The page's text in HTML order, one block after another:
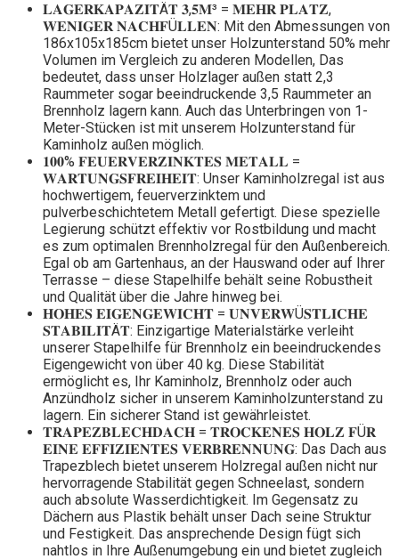
𝐋𝐀𝐆𝐄𝐑𝐊𝐀𝐏𝐀𝐙𝐈𝐓Ä𝐓 𝟑,𝟓𝐌³ = 𝐌𝐄𝐇𝐑 𝐏𝐋𝐀𝐓𝐙,
𝐖𝐄𝐍𝐈𝐆𝐄𝐑 𝐍𝐀𝐂𝐇𝐅Ü𝐋𝐋𝐄𝐍: Mit den Abmessungen von
186x105x185cm bietet unser Holzunterstand 50% mehr
Volumen im Vergleich zu anderen Modellen, Das
bedeutet, dass unser Holzlager außen statt 2,3
Raummeter sogar beeindruckende 3,5 Raummeter an
Brennholz lagern kann. Auch das Unterbringen von 1-
Meter-Stücken ist mit unserem Holzunterstand für
Kaminholz außen möglich.
𝟏𝟎𝟎% 𝐅𝐄𝐔𝐄𝐑𝐕𝐄𝐑𝐙𝐈𝐍𝐊𝐓𝐄𝐒 𝐌𝐄𝐓𝐀𝐋𝐋 =
𝐖𝐀𝐑𝐓𝐔𝐍𝐆𝐒𝐅𝐑𝐄𝐈𝐇𝐄𝐈𝐓: Unser Kaminholzregal ist aus
hochwertigem, feuerverzinktem und
pulverbeschichtetem Metall gefertigt. Diese spezielle
Legierung schützt effektiv vor Rostbildung und macht
es zum optimalen Brennholzregal für den Außenbereich.
Egal ob am Gartenhaus, an der Hauswand oder auf Ihrer
Terrasse – diese Stapelhilfe behält seine Robustheit
und Qualität über die Jahre hinweg bei.
𝐇𝐎𝐇𝐄𝐒 𝐄𝐈𝐆𝐄𝐍𝐆𝐄𝐖𝐈𝐂𝐇𝐓 = 𝐔𝐍𝐕𝐄𝐑𝐖Ü𝐒𝐓𝐋𝐈𝐂𝐇𝐄
𝐒𝐓𝐀𝐁𝐈𝐋𝐈𝐓Ä𝐓: Einzigartige Materialstärke verleiht
unserer Stapelhilfe für Brennholz ein beeindruckendes
Eigengewicht von über 40 kg. Diese Stabilität
ermöglicht es, Ihr Kaminholz, Brennholz oder auch
Anzündholz sicher in unserem Kaminholzunterstand zu
lagern. Ein sicherer Stand ist gewährleistet.
𝐓𝐑𝐀𝐏𝐄𝐙𝐁𝐋𝐄𝐂𝐇𝐃𝐀𝐂𝐇 = 𝐓𝐑𝐎𝐂𝐊𝐄𝐍𝐄𝐒 𝐇𝐎𝐋𝐙 𝐅Ü𝐑
𝐄𝐈𝐍𝐄 𝐄𝐅𝐅𝐈𝐙𝐈𝐄𝐍𝐓𝐄𝐒 𝐕𝐄𝐑𝐁𝐑𝐄𝐍𝐍𝐔𝐍𝐆: Das Dach aus
Trapezblech bietet unserem Holzregal außen nicht nur
hervorragende Stabilität gegen Schneelast, sondern
auch absolute Wasserdichtigkeit. Im Gegensatz zu
Dächern aus Plastik behält unser Dach seine Struktur
und Festigkeit. Das ansprechende Design fügt sich
nahtlos in Ihre Außenumgebung ein und bietet zugleich